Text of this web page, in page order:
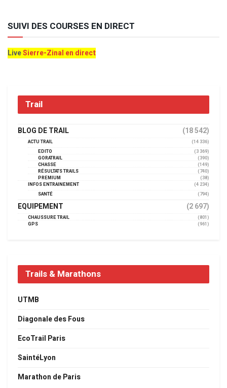
SUIVI DES COURSES EN DIRECT
LiveSierre-Zinal en direct
Trail
BLOG DE TRAIL (18 542)
ACTU TRAIL
(14 336)
EDITO
(3 369)
GORATRAIL
(390)
CHASSE
(149)
RÉSULTATS TRAILS
(740)
PREMIUM
(38)
INFOS ENTRAINEMENT
(4 234)
SANTÉ
(794)
EQUIPEMENT (2 697)
CHAUSSURE TRAIL
(801)
GPS
(961)
Trails & Marathons
UTMB
Diagonale des Fous
EcoTrail Paris
SaintéLyon
Marathon de Paris